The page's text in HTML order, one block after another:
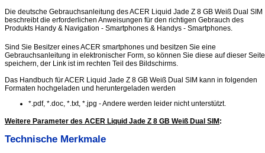
Die deutsche Gebrauchsanleitung des ACER Liquid Jade Z 8 GB Weiß Dual SIM
beschreibt die erforderlichen Anweisungen für den richtigen Gebrauch des
Produkts Handy & Navigation - Smartphones & Handys - Smartphones.
Sind Sie Besitzer eines ACER smartphones und besitzen Sie eine
Gebrauchsanleitung in elektronischer Form, so können Sie diese auf dieser Seite
speichern, der Link ist im rechten Teil des Bildschirms.
Das Handbuch für ACER Liquid Jade Z 8 GB Weiß Dual SIM kann in folgenden
Formaten hochgeladen und heruntergeladen werden
*.pdf, *.doc, *.txt, *.jpg - Andere werden leider nicht unterstützt.
Weitere Parameter des ACER Liquid Jade Z 8 GB Weiß Dual SIM :
Technische Merkmale